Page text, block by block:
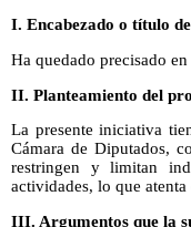
I. Encabezado o título
Ha quedado precisado
II. Planteamiento del
La presente iniciativa
Cámara de Diputados,
restringen y limitan
actividades, lo que
III. Argumentos que la